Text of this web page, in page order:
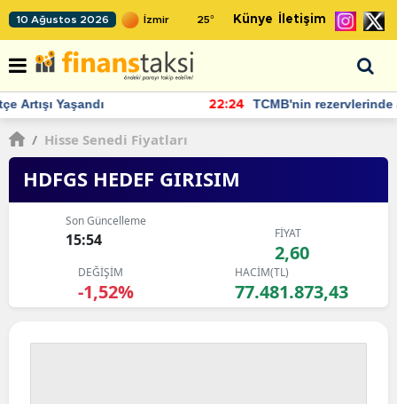
10 Ağustos 2026 25° Künye İletişim
22:24 TCMB'nin rezervlerinde artan momentum devam ediyor
/ Hisse Senedi Fiyatları
HDFGS HEDEF GIRISIM
Son Güncelleme
15:54 FİYAT
2,60
DEĞİŞİM
-1,52%
HACİM(TL)
77.481.873,43